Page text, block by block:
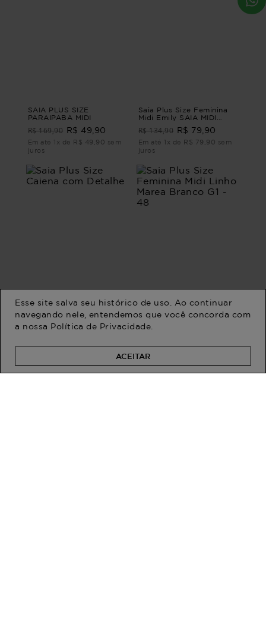
SAIA PLUS SIZE
PARAIPABA MIDI
R$ 169,90 R$ 49,90
Em até 1x de R$ 49,90 sem
juros
Saia Plus Size Feminina
Midi Emily SAIA MIDI
EMILY G - 46
R$ 134,90 R$ 79,90
Em até 1x de R$ 79,90 sem
juros
Em até 1x de R$ 49,90 sem
juros
R$ 259,90
Em até 1x de R$ 144,90 sem
juros
Esse site salva seu histórico de uso. Ao continuar
navegando nele, entendemos que você concorda com
a nossa Política de Privacidade
ACEITAR